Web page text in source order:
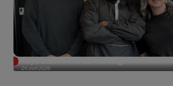
24 avril 2026